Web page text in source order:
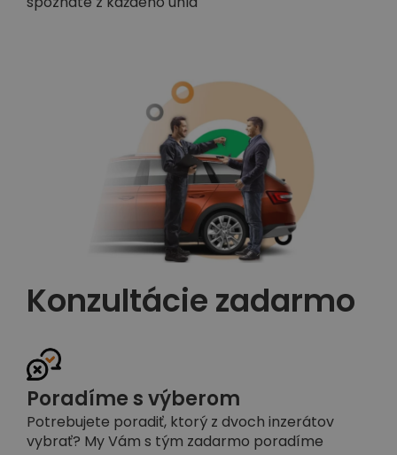
Konzultácie zadarmo
Poradíme s výberom
Potrebujete poradiť, ktorý z dvoch inzerátov
vybrať? My Vám s tým zadarmo poradíme